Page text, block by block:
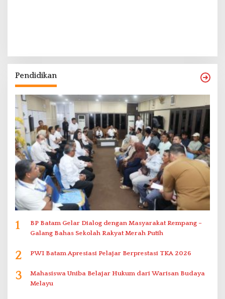
Pendidikan
1
BP Batam Gelar Dialog dengan Masyarakat Rempang –
Galang Bahas Sekolah Rakyat Merah Putih
2 PWI Batam Apresiasi Pelajar Berprestasi TKA 2026
3
Mahasiswa Uniba Belajar Hukum dari Warisan Budaya
Melayu